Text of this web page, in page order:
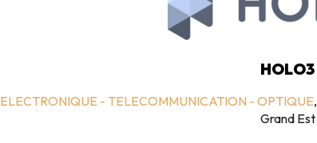
HOLO3
ELECTRONIQUE - TELECOMMUNICATION - OPTIQUE,
Grand Est